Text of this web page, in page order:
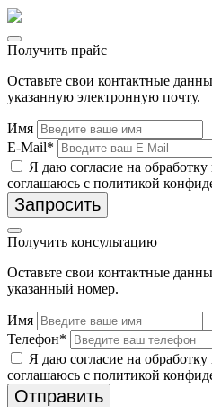
Получить прайс
Оставьте свои контактные
указанную электронную почту.
Имя
E-Mail*
Я даю согласие на
соглашаюсь с политикой
Запросить
Получить консультацию
Оставьте свои контактные
указанный номер.
Имя
Телефон*
Я даю согласие на
соглашаюсь с политикой
Отправить